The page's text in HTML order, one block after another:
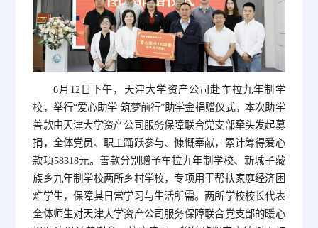
6月12日下午，天津大学资产公司赴车拉九年制学
校，举行“爱心助学 筑梦前行”助学金捐赠仪式。本次助学
善款由天津大学资产公司服务保障联合党支部牵头发起募
捐，全体党员、职工踊跃参与、慷慨奉献，累计筹得爱心
款项58318元。善款分别赠予车拉九年制学校、新城子藏
族乡九年制学校两所乡村学校，专项用于帮扶家庭经济困
难学生，保障其日常学习与生活所需。两所学校校长代表
全体师生对天津大学资产公司服务保障联合党支部的暖心